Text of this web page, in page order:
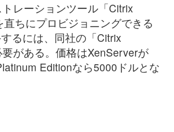
レーションツール「Citrix
ちにプロビジョニングできる
るには、同社の「Citrix
がある。価格はXenServerが
Editionなら5000ドルとな